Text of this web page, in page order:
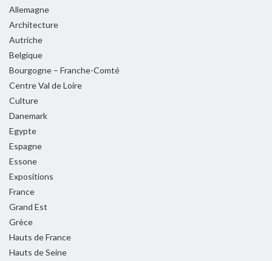
Allemagne
Architecture
Autriche
Belgique
Bourgogne – Franche-Comté
Centre Val de Loire
Culture
Danemark
Egypte
Espagne
Essone
Expositions
France
Grand Est
Grèce
Hauts de France
Hauts de Seine